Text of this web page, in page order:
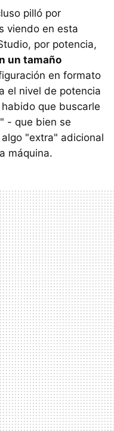
pilló por
viendo en esta
por potencia,
un tamaño
en formato
el nivel de potencia
que buscarle
- que bien se
"extra" adicional
máquina.